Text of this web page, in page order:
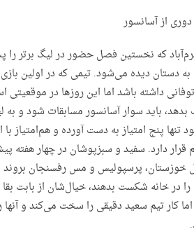
از آسانسور
که نخستین فصل حضور در لیگ برتر را
دستان دیده می‌شود. تیمی که در اولین
داشته باشد اما این روزها در موقعیتی
باید سوار آسانسور مسابقات شود و به
تنها پنج امتیاز به دست آورده و هم‌امتیاز
قرار دارد. سفید و سبزپوشان در چهار هفته
خوزستان، پرسپولیس و مس رفسنجان بروند
در خانه شکست بدهند، خیال‌شان از بابت
کار تیم سعید دقیقی را سخت می‌کند و